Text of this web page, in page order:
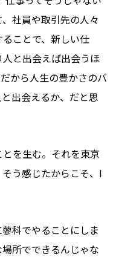
社員や取引先の人々
ことで、新しい仕
と出会えば出会うほ
から人生の豊かさのバ
出会えるか、だと思
を生む。それを東京
う感じたからこそ、I
科でやることにしま
所でできるんじゃな